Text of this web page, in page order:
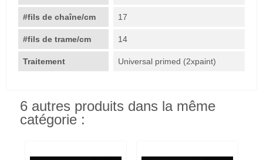
#fils de chaîne/cm 17
#fils de trame/cm 14
Traitement Universal primed (2xpaint)
6 autres produits dans la même
catégorie :